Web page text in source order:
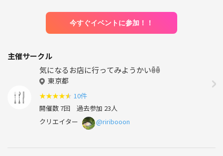
今すぐイベントに参加！！
主催サークル
気になるお店に行ってみようかいꉺꉺ
東京都
★★★★★ 10件
開催数 7回 過去参加 23人
クリエイター
@riribooon